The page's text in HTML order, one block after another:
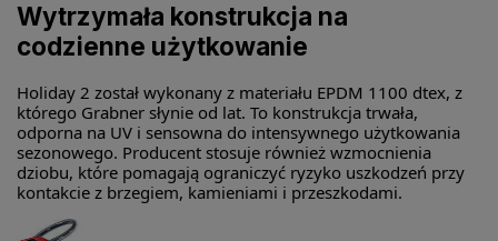
Wytrzymała konstrukcja na
codzienne użytkowanie
Holiday 2 został wykonany z materiału EPDM 1100 dtex, z
którego Grabner słynie od lat. To konstrukcja trwała,
odporna na UV i sensowna do intensywnego użytkowania
sezonowego. Producent stosuje również wzmocnienia
dziobu, które pomagają ograniczyć ryzyko uszkodzeń przy
kontakcie z brzegiem, kamieniami i przeszkodami.